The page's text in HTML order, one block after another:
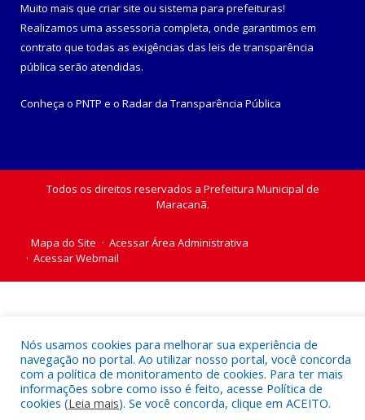
Muito mais que criar site ou sistema para prefeituras!
Realizamos uma assessoria completa, onde garantimos em
contrato que todas as exigências das leis de transparência
pública serão atendidas.
Conheça o PNTP e o Radar da Transparência Pública
Todos os direitos reservados a Prefeitura Municipal de
Maracanã.
Mapa do Site
Acessar Área Administrativa
Acessar Webmail
Nós usamos cookies para melhorar sua experiência de
navegação no portal. Ao utilizar nosso portal, você concorda
com a política de monitoramento de cookies. Para ter mais
informações sobre como isso é feito, acesse Política de
cookies (Leia mais). Se você concorda, clique em ACEITO.